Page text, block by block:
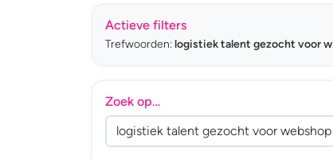
Actieve filters
Trefwoorden:logistiek talent gezocht voor webshop kinderkleding
Zoek op…